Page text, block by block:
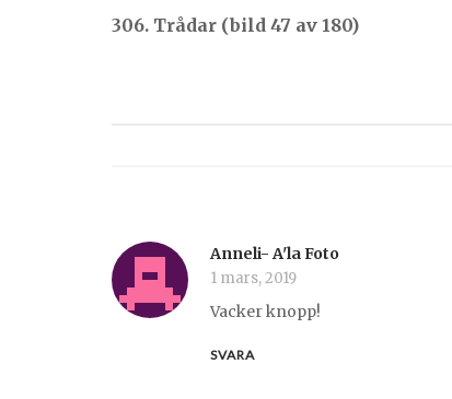
navigation
306. Trådar (bild 47 av 180)
Anneli- A'la Foto
1 mars, 2019
Vacker knopp!
SVARA